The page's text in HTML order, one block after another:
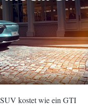
kostet wie ein GTI